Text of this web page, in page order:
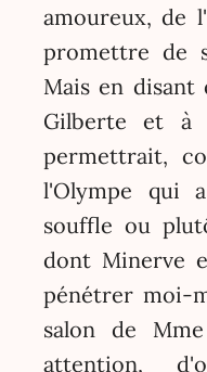
amoureux, de
promettre de
Mais en
Gilberte et à
permettrait,
l'Olympe qui
souffle ou
dont Minerve
pénétrer moi-
salon de
attention,